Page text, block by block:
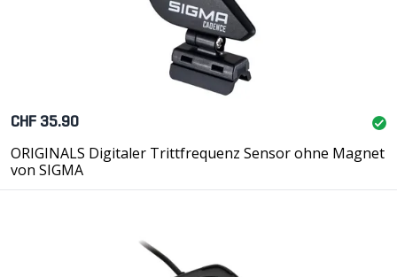
CHF 35.90
ORIGINALS Digitaler Trittfrequenz Sensor ohne Magnet
von SIGMA